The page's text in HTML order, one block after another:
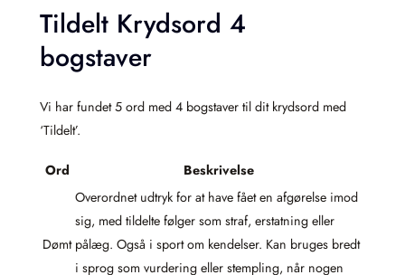
Tildelt Krydsord 4
bogstaver
Vi har fundet 5 ord med 4 bogstaver til dit krydsord med
‘Tildelt’.
Ord Beskrivelse
Dømt
Overordnet udtryk for at have fået en afgørelse imod
sig, med tildelte følger som straf, erstatning eller
pålæg. Også i sport om kendelser. Kan bruges bredt
i sprog som vurdering eller stempling, når nogen